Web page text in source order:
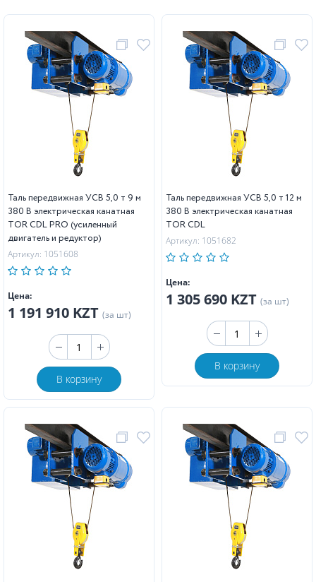
Таль передвижная УСВ 5,0 т 9 м
380 В электрическая канатная
TOR CDL PRO (усиленный
двигатель и редуктор)
Артикул: 1051608
Цена:
1 191 910 KZT (за шт)
В корзину
Таль передвижная УСВ 5,0 т 12 м
380 В электрическая канатная
TOR CDL
Артикул: 1051682
Цена:
1 305 690 KZT (за шт)
В корзину